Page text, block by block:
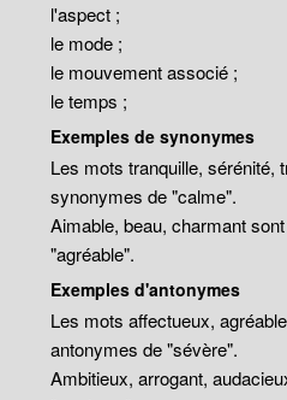
l'aspect ;
le mode ;
le mouvement associé ;
le temps ;
Exemples de synonymes
Les mots tranquille, sérénité,
synonymes de "calme".
Aimable, beau, charmant
"agréable".
Exemples d'antonymes
Les mots affectueux,
antonymes de "sévère".
Ambitieux, arrogant,